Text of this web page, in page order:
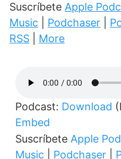
Suscríbete Apple
Music
Podchaser
RSS
More
Podcast: Download
Embed
Suscríbete Apple
Music
Podchaser